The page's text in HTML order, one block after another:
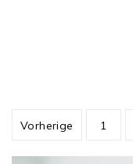
Vorherige 1